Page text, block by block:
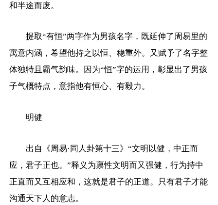
和半途而废。
提取“有恒”两字作为男孩名字，既延伸了周易里的
寓意内涵，希望他持之以恒、稳重外。又赋予了名字整
体独特且霸气韵味。因为“恒”字的运用，彰显出了男孩
子气概特点，意指他有恒心、有毅力。
明健
出自《周易·同人卦第十三》“文明以健，中正而
应，君子正也。”释义为禀性文明而又强健，行为持中
正直而又互相应和，这就是君子的正道。只有君子才能
沟通天下人的意志。